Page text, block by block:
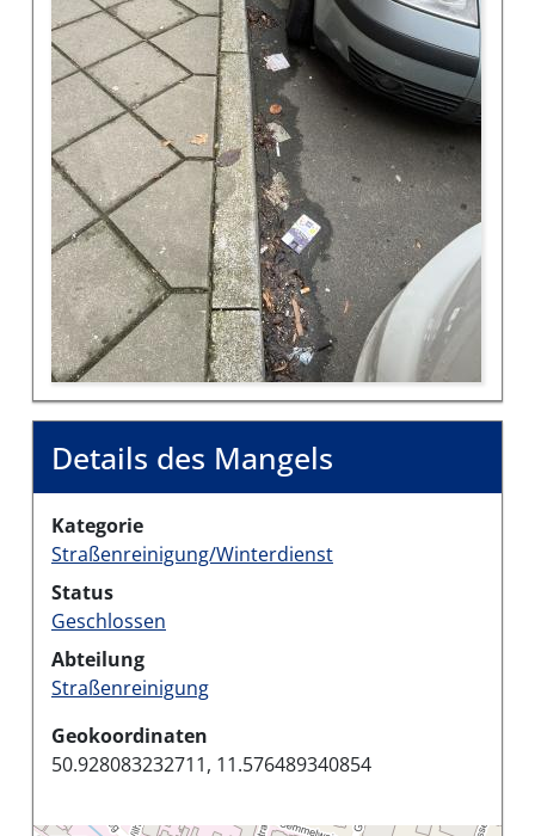
Details des Mangels
Kategorie
Straßenreinigung/Winterdienst
Status
Geschlossen
Abteilung
Straßenreinigung
Geokoordinaten
50.928083232711, 11.576489340854